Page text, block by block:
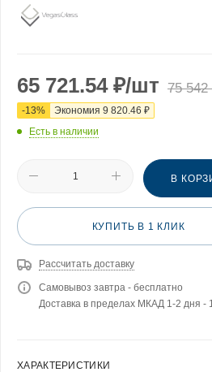
65 721.54₽/шт 75 542
-13% Экономия 9 820.46 ₽
Есть в наличии
В
КУПИТЬ В 1 КЛИК
Рассчитать доставку
Самовывоз завтра - бесплатно
Доставка в пределах МКАД 1-2 дня -
ХАРАКТЕРИСТИКИ